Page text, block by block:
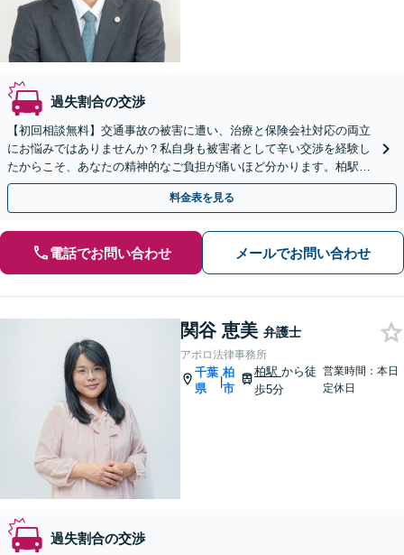
過失割合の交渉
【初回相談無料】交通事故の被害に遭い、治療と保険会社対応の両立
にお悩みではありませんか？私自身も被害者として辛い交渉を経験し
たからこそ、あなたの精神的なご負担が痛いほど分かります。柏駅徒
歩5分、弁護士費用特約で実質負担0円も可能です。
料金表を見る
電話でお問い合わせ メールでお問い合わせ
関谷 恵美 弁護士
アポロ法律事務所
千葉
県
|
柏
市
柏駅から徒
歩5分
営業時間：本日
定休日
過失割合の交渉